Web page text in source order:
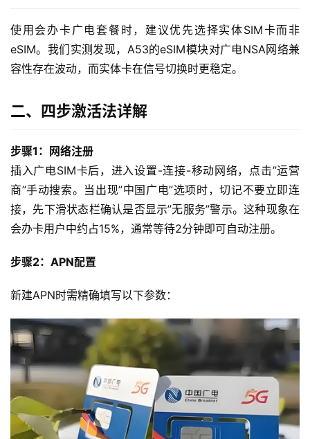
使用会办卡广电套餐时，建议优先选择实体SIM卡而非
eSIM。我们实测发现，A53的eSIM模块对广电NSA网络兼
容性存在波动，而实体卡在信号切换时更稳定。
二、四步激活法详解
步骤1：网络注册
插入广电SIM卡后，进入设置-连接-移动网络，点击”运营
商”手动搜索。当出现”中国广电”选项时，切记不要立即连
接，先下滑状态栏确认是否显示”无服务”警示。这种现象在
会办卡用户中约占15%，通常等待2分钟即可自动注册。
步骤2：APN配置
新建APN时需精确填写以下参数：